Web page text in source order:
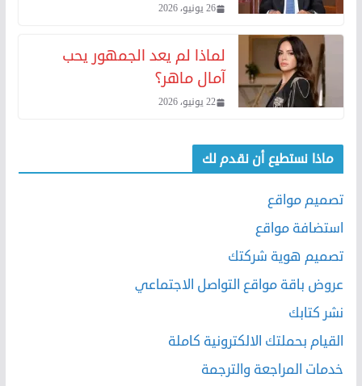
26 يونيو، 2026
لماذا لم يعد الجمهور يحب
آمال ماهر؟
22 يونيو، 2026
ماذا نستطيع أن نقدم لك
تصميم مواقع
استضافة مواقع
تصميم هوية شركتك
عروض باقة مواقع التواصل الاجتماعي
نشر كتابك
القيام بحملتك الالكترونية كاملة
خدمات المراجعة والترجمة